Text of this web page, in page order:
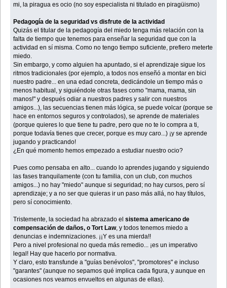
mi, la piragua es ocio (no soy especialista ni titulado en piragüismo)
Pedagogía de la seguridad vs disfrute de la actividad
Quizás el titular de la pedagogía del miedo tenga más relación con la
falta de tiempo que tenemos para enseñar la seguridad que con la
actividad en sí misma. Como no tengo tiempo suficiente, prefiero meterte
miedo.
Sin embargo, y como alguien ha apuntado, si el aprendizaje sigue los
ritmos tradicionales (por ejemplo, a todos nos enseñó a montar en bici
nuestro padre... en una edad concreta, dedicándole un tiempo más o
menos habitual, y siguiéndole otras fases como "mama, mama, sin
manos!" y después odiar a nuestros padres y salir con nuestros
amigos...), las secuencias tienen más lógica, se puede volcar (porque se
hace en entornos seguros y controlados), se aprende de materiales
(porque quieres lo que tiene tu padre, pero que no te lo compra a ti,
porque todavía tienes que crecer, porque es muy caro...) ¡y se aprende
jugando y practicando!
¿En qué momento hemos empezado a estudiar nuestro ocio?
Pues como pensaba en alto... cuando lo aprendes jugando y siguiendo
las fases tranquilamente (con tu familia, con un club, con muchos
amigos...) no hay "miedo" aunque si seguridad; no hay cursos, pero sí
aprendizaje; y a no ser que quieras ir un paso más allá, no hay títulos,
pero sí conocimiento.
Tristemente, la sociedad ha abrazado elsistema americano de
compensación de daños, o Tort Law, y todos tenemos miedo a
denuncias e indemnizaciones. ¡¡Y es una mierda!!
Pero a nivel profesional no queda más remedio... ¡es un imperativo
legal! Hay que hacerlo por normativa.
Y claro, esto transfunde a "guías benévolos", "promotores" e incluso
"garantes" (aunque no sepamos qué implica cada figura, y aunque en
ocasiones nos veamos envueltos en algunas de ellas).